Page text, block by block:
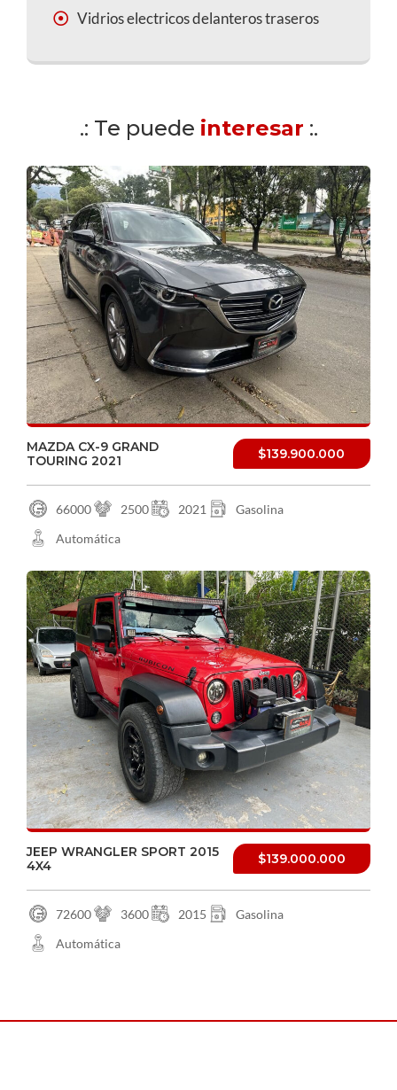
Vidrios electricos delanteros traseros
.: Te puede interesar :.
MAZDA CX-9 GRAND
TOURING 2021
$139.900.000
66000 2500 2021
Gasolina
Automática
JEEP WRANGLER SPORT 2015
4X4
$139.000.000
72600 3600 2015
Gasolina
Automática